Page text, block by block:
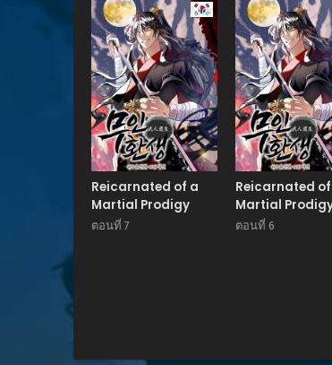
Manhwa
Reicarnated of a
Martial Prodigy
ตอนที่ 7
Reicarnated
Martial
ตอนที่ 6